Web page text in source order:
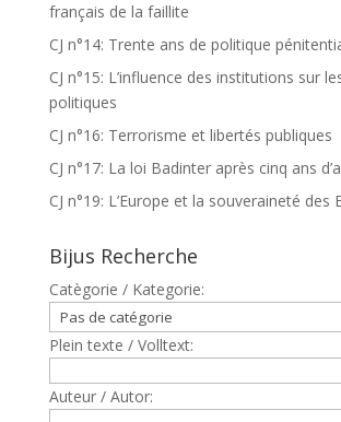
français de la faillite
CJ n°14: Trente ans de politique
CJ n°15: L’influence des institutions sur
politiques
CJ n°16: Terrorisme et libertés publiques
CJ n°17: La loi Badinter après cinq ans
CJ n°19: L’Europe et la souveraineté des
Bijus Recherche
Catègorie / Kategorie:
Plein texte / Volltext:
Auteur / Autor: